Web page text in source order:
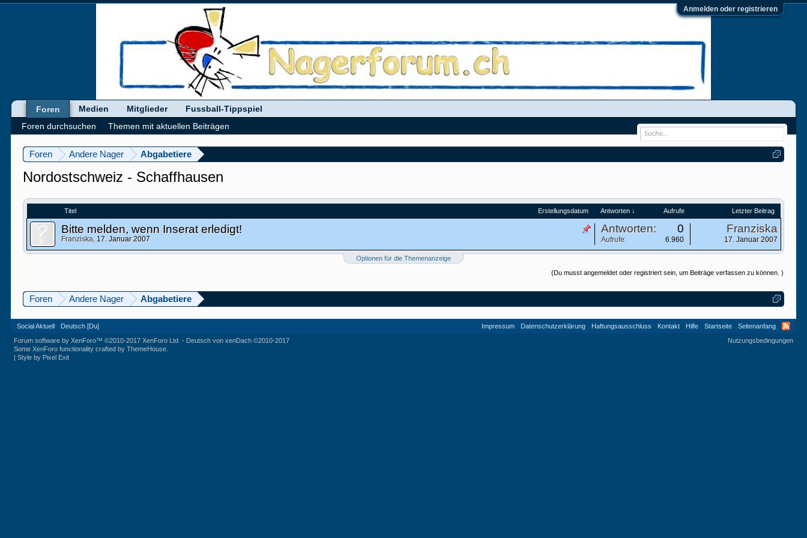
Anmelden oder registrieren
Foren Andere Nager Abgabetiere
Nordostschweiz - Schaffhausen
Titel Erstellungsdatum Antworten ↓ Aufrufe Letzter Beitrag
Bitte melden, wenn Inserat erledigt!
Franziska, 17. Januar 2007
Antworten: 0
Aufrufe: 6.960
Franziska
17. Januar 2007
Optionen für die Themenanzeige
(Du musst angemeldet oder registriert sein, um Beiträge verfassen zu können. )
Foren Andere Nager Abgabetiere
Foren
Foren durchsuchen
Themen mit aktuellen Beiträgen
Medien Mitglieder Fussball-Tippspiel
Social Aktuell Deutsch [Du] Impressum Datenschutzerklärung Haftungsausschluss Kontakt Hilfe Startseite
Seitenanfang
Nutzungsbedingungen
Forum software by XenForo™©2010-2017 XenForo Ltd. - Deutsch von xenDach©2010-2017
Some XenForo functionality crafted byThemeHouse
|Style by Pixel Exit